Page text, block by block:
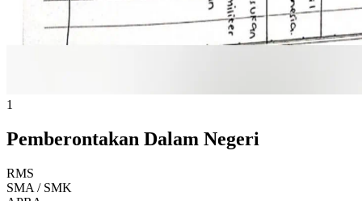
1
Pemberontakan Dalam Negeri
RMS
SMA / SMK